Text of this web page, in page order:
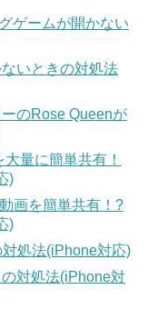
ゲームが開かない
いときの対処法
のRose Queenが
量に簡単共有！
)
画を簡単共有！?
)
処法(iPhone対応)
対処法(iPhone対